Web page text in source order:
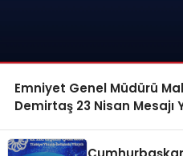
Emniyet Genel Müdürü
Demirtaş 23 Nisan Mesajı